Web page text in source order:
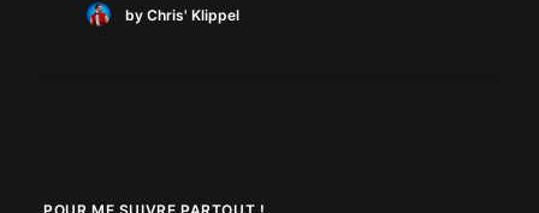
by Chris' Klippel